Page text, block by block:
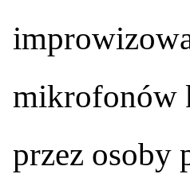
mikrofonów
przez osoby